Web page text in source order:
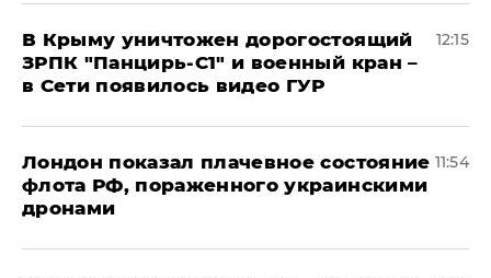
В Крыму уничтожен дорогостоящий
ЗРПК "Панцирь-С1" и военный кран –
в Сети появилось видео ГУР
12:15
Лондон показал плачевное состояние
флота РФ, пораженного украинскими
дронами
11:54